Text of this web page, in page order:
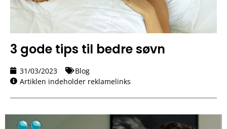
3 gode tips til bedre søvn
31/03/2023
Blog
Artiklen indeholder reklamelinks